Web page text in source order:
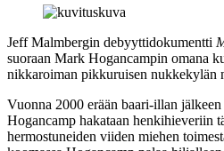
Jeff Malmbergin debyyttidokumentti
suoraan Mark Hogancampin omana
nikkaroiman pikkuruisen nukkekylän
Vuonna 2000 erään baari-illan
Hogancamp hakataan henkihieveriin
hermostuneiden viiden miehen